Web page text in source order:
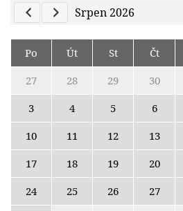
Previous Calendar
Next Calendar
Srpen 2026
Po Út St Čt
27
28 29 30
3
4 5 6
10
11 12 13
17
18 19 20
24
25 26 27